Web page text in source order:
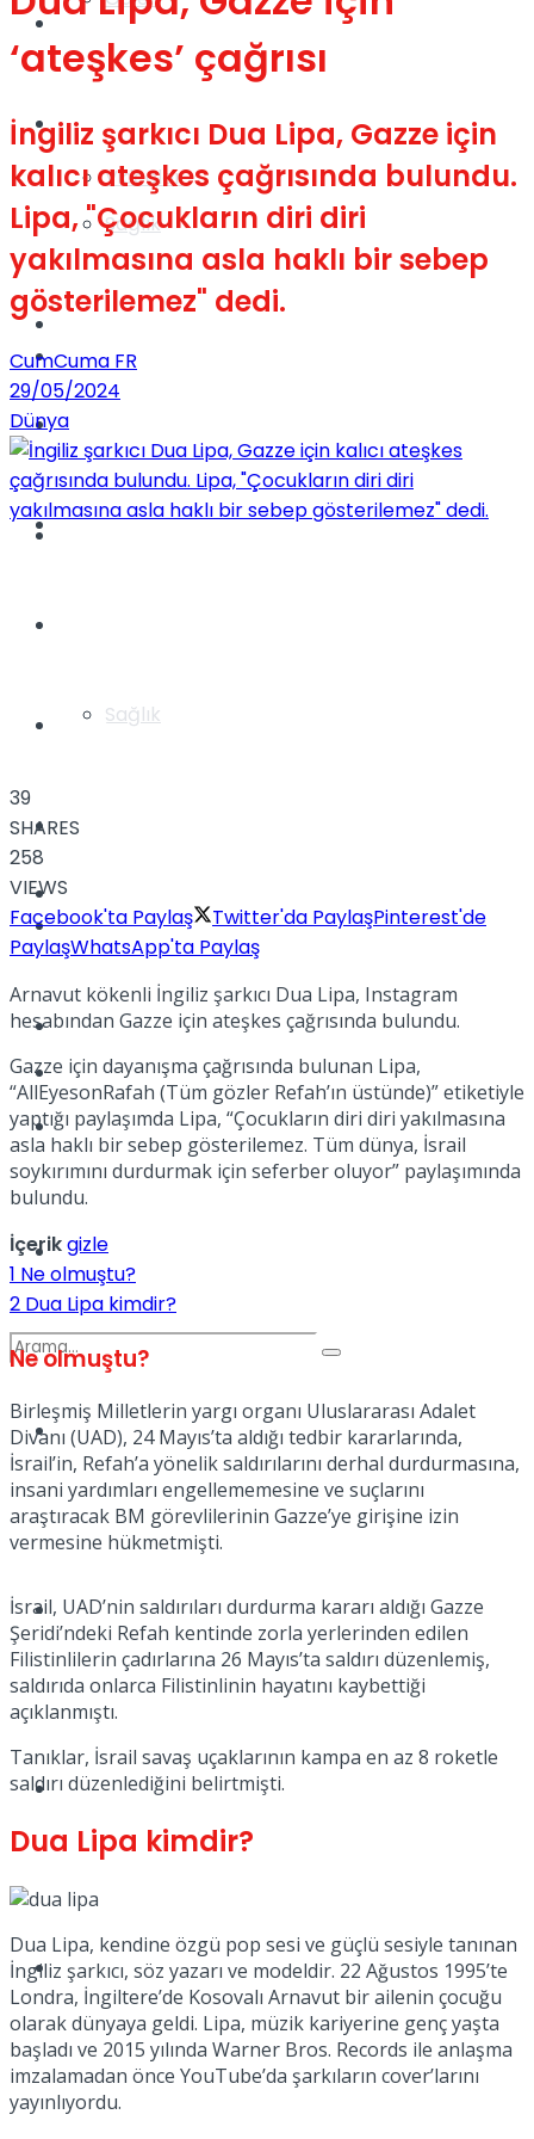
Videolar
Gündem
Sağlık
TV
Kadınca
Dünya
Türkiye
Müzik
Sinema
Tatil
Gündem
Yaşam
Sağlık
Kadınca
Dünya
Müzik
Sinema
Tatil
Spor
Podcast
No Result
View All Result
‘ateşkes’ çağrısı
İngiliz şarkıcı Dua Lipa, Gazze için
kalıcı ateşkes çağrısında bulundu.
Lipa, "Çocukların diri diri
yakılmasına asla haklı bir sebep
gösterilemez" dedi.
CumCuma FR
29/05/2024
Dünya
39
SHARES
258
VIEWS
Facebook'ta Paylaş
Twitter'da PaylaşPinterest'de
PaylaşWhatsApp'ta Paylaş
Arnavut kökenli İngiliz şarkıcı Dua Lipa, Instagram
hesabından Gazze için ateşkes çağrısında bulundu.
Gazze için dayanışma çağrısında bulunan Lipa,
“AllEyesonRafah (Tüm gözler Refah’ın üstünde)” etiketiyle
yaptığı paylaşımda Lipa, “Çocukların diri diri yakılmasına
asla haklı bir sebep gösterilemez. Tüm dünya, İsrail
soykırımını durdurmak için seferber oluyor” paylaşımında
bulundu.
İçerikgizle
1 Ne olmuştu?
2 Dua Lipa kimdir?
Ne olmuştu?
Birleşmiş Milletlerin yargı organı Uluslararası Adalet
Divanı (UAD), 24 Mayıs’ta aldığı tedbir kararlarında,
İsrail’in, Refah’a yönelik saldırılarını derhal durdurmasına,
insani yardımları engellememesine ve suçlarını
araştıracak BM görevlilerinin Gazze’ye girişine izin
vermesine hükmetmişti.
İsrail, UAD’nin saldırıları durdurma kararı aldığı Gazze
Şeridi’ndeki Refah kentinde zorla yerlerinden edilen
Filistinlilerin çadırlarına 26 Mayıs’ta saldırı düzenlemiş,
saldırıda onlarca Filistinlinin hayatını kaybettiği
açıklanmıştı.
Tanıklar, İsrail savaş uçaklarının kampa en az 8 roketle
saldırı düzenlediğini belirtmişti.
Dua Lipa kimdir?
Dua Lipa, kendine özgü pop sesi ve güçlü sesiyle tanınan
İngiliz şarkıcı, söz yazarı ve modeldir. 22 Ağustos 1995’te
Londra, İngiltere’de Kosovalı Arnavut bir ailenin çocuğu
olarak dünyaya geldi. Lipa, müzik kariyerine genç yaşta
başladı ve 2015 yılında Warner Bros. Records ile anlaşma
imzalamadan önce YouTube’da şarkıların cover’larını
yayınlıyordu.